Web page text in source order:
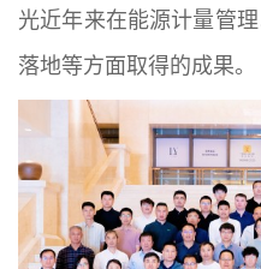
光近年来在能源计量管
落地等方面取得的成果。